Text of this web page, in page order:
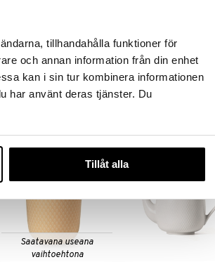
tillhandahålla funktioner för
och annan information från din enhet
kan i sin tur kombinera informationen
har använt deras tjänster. Du
Tillåt alla
Lyngby Rhombe Color
Lautanen Sand
LYNGBY PORCELÆN
Lyngby Rhombe Color
Tarjoilukulho Sininen
LYNGBY PORCELÆN
Saatavana useana
vaihtoehtona